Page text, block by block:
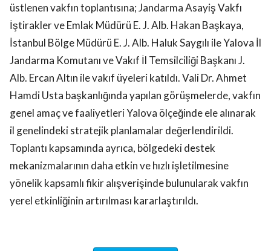
üstlenen vakfın toplantısına; Jandarma Asayiş Vakfı
İştirakler ve Emlak Müdürü E. J. Alb. Hakan Başkaya,
İstanbul Bölge Müdürü E. J. Alb. Haluk Saygılı ile Yalova İl
Jandarma Komutanı ve Vakıf İl Temsilciliği Başkanı J.
Alb. Ercan Altın ile vakıf üyeleri katıldı. Vali Dr. Ahmet
Hamdi Usta başkanlığında yapılan görüşmelerde, vakfın
genel amaç ve faaliyetleri Yalova ölçeğinde ele alınarak
il genelindeki stratejik planlamalar değerlendirildi.
Toplantı kapsamında ayrıca, bölgedeki destek
mekanizmalarının daha etkin ve hızlı işletilmesine
yönelik kapsamlı fikir alışverişinde bulunularak vakfın
yerel etkinliğinin artırılması kararlaştırıldı.